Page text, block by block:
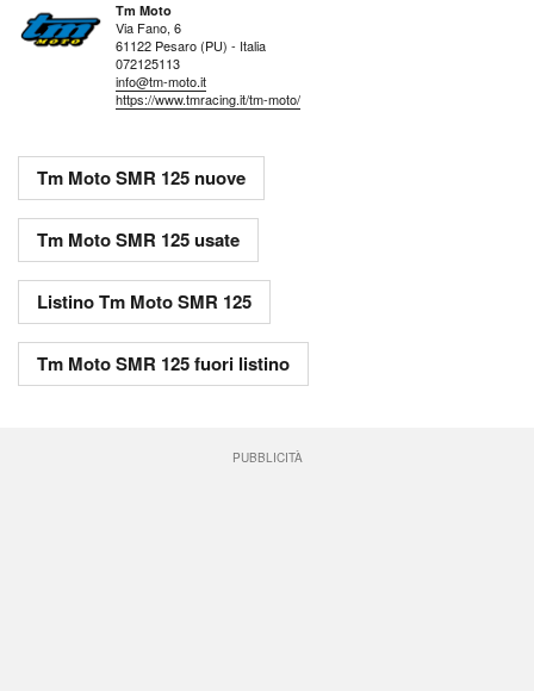
Tm Moto
Via Fano, 6
61122 Pesaro (PU) - Italia
072125113
info@tm-moto.it
https://www.tmracing.it/tm-moto/
Tm Moto SMR 125 nuove
Tm Moto SMR 125 usate
Listino Tm Moto SMR 125
Tm Moto SMR 125 fuori listino
PUBBLICITÀ